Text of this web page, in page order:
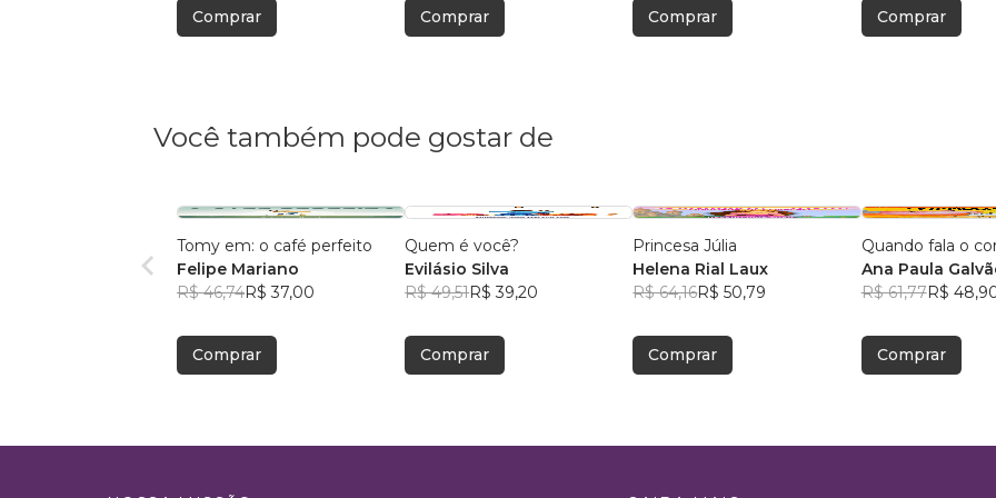
Comprar Comprar Comprar
Comprar
Você também pode gostar de
Tomy em: o café perfeito
Felipe Mariano
R$ 46,74R$ 37,00
Comprar
Quem é você?
Evilásio Silva
R$ 49,51R$ 39,20
Comprar
Princesa Júlia
Helena Rial Laux
R$ 64,16R$ 50,79
Comprar
Quando fala o
Ana Paula
Oliveira
R$ 61,77R$
Comprar